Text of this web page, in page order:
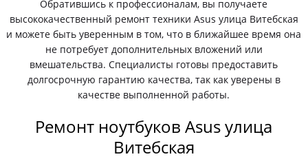
Обратившись к профессионалам, вы получаете
высококачественный ремонт техники Asus улица Витебская
и можете быть уверенным в том, что в ближайшее время она
не потребует дополнительных вложений или
вмешательства. Специалисты готовы предоставить
долгосрочную гарантию качества, так как уверены в
качестве выполненной работы.
Ремонт ноутбуков Asus улица
Витебская